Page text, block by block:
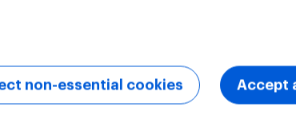
non-essential cookies Accept